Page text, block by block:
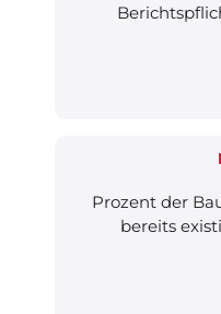
Prozent der
bereits